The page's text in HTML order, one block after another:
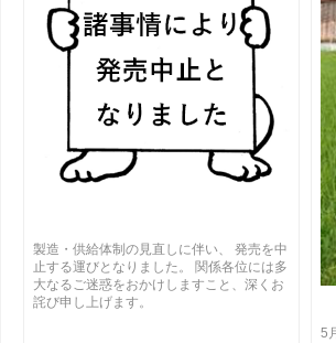
製造・供給体制の見直しに伴い、 発売を中
止する運びとなりました。 関係各位には多
大なるご迷惑をおかけしますこと、深くお
詫び申し上げます。
5